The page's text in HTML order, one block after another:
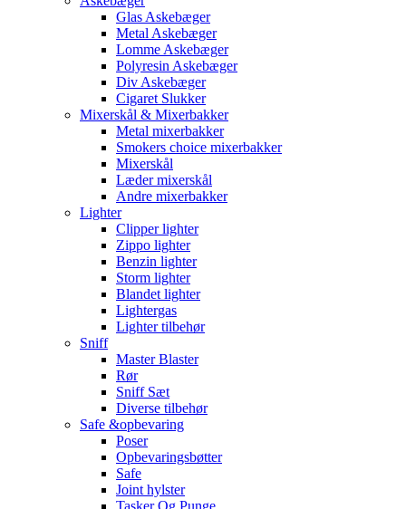
Glas Askebæger
Metal Askebæger
Lomme Askebæger
Polyresin Askebæger
Div Askebæger
Cigaret Slukker
Mixerskål & Mixerbakker
Metal mixerbakker
Smokers choice mixerbakker
Mixerskål
Læder mixerskål
Andre mixerbakker
Lighter
Clipper lighter
Zippo lighter
Benzin lighter
Storm lighter
Blandet lighter
Lightergas
Lighter tilbehør
Sniff
Master Blaster
Rør
Sniff Sæt
Diverse tilbehør
Safe &opbevaring
Poser
Opbevaringsbøtter
Safe
Joint hylster
Tasker Og Punge